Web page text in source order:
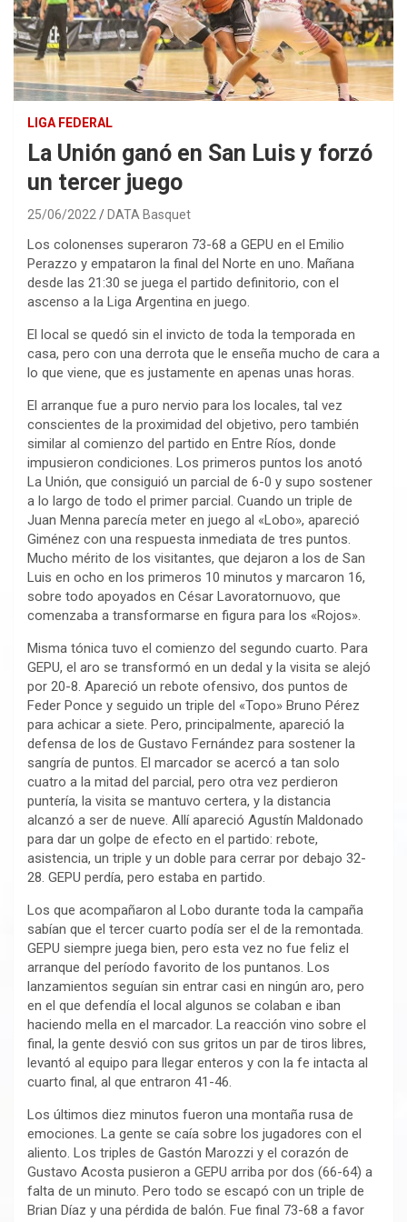
LIGA FEDERAL
La Unión ganó en San Luis y forzó
un tercer juego
25/06/2022 DATA Basquet
Los colonenses superaron 73-68 a GEPU en el Emilio
Perazzo y empataron la final del Norte en uno. Mañana
desde las 21:30 se juega el partido definitorio, con el
ascenso a la Liga Argentina en juego.
El local se quedó sin el invicto de toda la temporada en
casa, pero con una derrota que le enseña mucho de cara a
lo que viene, que es justamente en apenas unas horas.
El arranque fue a puro nervio para los locales, tal vez
conscientes de la proximidad del objetivo, pero también
similar al comienzo del partido en Entre Ríos, donde
impusieron condiciones. Los primeros puntos los anotó
La Unión, que consiguió un parcial de 6-0 y supo sostener
a lo largo de todo el primer parcial. Cuando un triple de
Juan Menna parecía meter en juego al «Lobo», apareció
Giménez con una respuesta inmediata de tres puntos.
Mucho mérito de los visitantes, que dejaron a los de San
Luis en ocho en los primeros 10 minutos y marcaron 16,
sobre todo apoyados en César Lavoratornuovo, que
comenzaba a transformarse en figura para los «Rojos».
Misma tónica tuvo el comienzo del segundo cuarto. Para
GEPU, el aro se transformó en un dedal y la visita se alejó
por 20-8. Apareció un rebote ofensivo, dos puntos de
Feder Ponce y seguido un triple del «Topo» Bruno Pérez
para achicar a siete. Pero, principalmente, apareció la
defensa de los de Gustavo Fernández para sostener la
sangría de puntos. El marcador se acercó a tan solo
cuatro a la mitad del parcial, pero otra vez perdieron
puntería, la visita se mantuvo certera, y la distancia
alcanzó a ser de nueve. Allí apareció Agustín Maldonado
para dar un golpe de efecto en el partido: rebote,
asistencia, un triple y un doble para cerrar por debajo 32-
28. GEPU perdía, pero estaba en partido.
Los que acompañaron al Lobo durante toda la campaña
sabían que el tercer cuarto podía ser el de la remontada.
GEPU siempre juega bien, pero esta vez no fue feliz el
arranque del período favorito de los puntanos. Los
lanzamientos seguían sin entrar casi en ningún aro, pero
en el que defendía el local algunos se colaban e iban
haciendo mella en el marcador. La reacción vino sobre el
final, la gente desvió con sus gritos un par de tiros libres,
levantó al equipo para llegar enteros y con la fe intacta al
cuarto final, al que entraron 41-46.
Los últimos diez minutos fueron una montaña rusa de
emociones. La gente se caía sobre los jugadores con el
aliento. Los triples de Gastón Marozzi y el corazón de
Gustavo Acosta pusieron a GEPU arriba por dos (66-64) a
falta de un minuto. Pero todo se escapó con un triple de
Brian Díaz y una pérdida de balón. Fue final 73-68 a favor